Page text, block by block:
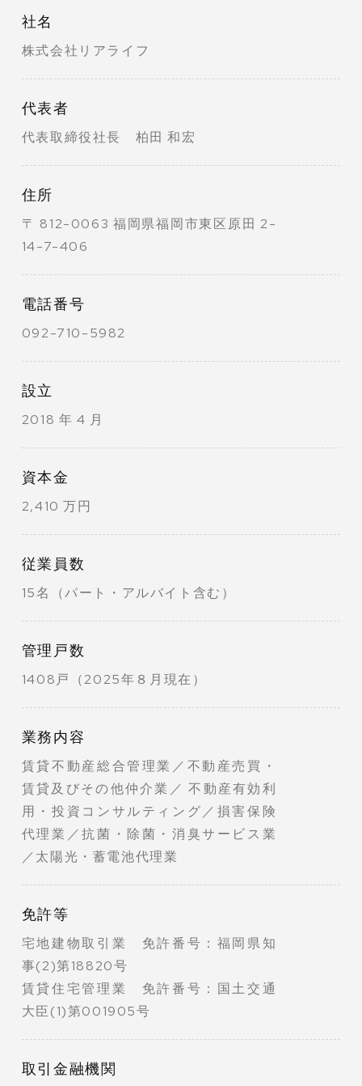
社名
株式会社リアライフ
代表者
代表取締役社長 柏田 和宏
住所
〒 812-0063 福岡県福岡市東区原田 2-
14-7-406
電話番号
092-710-5982
設立
2018 年 4 月
資本金
2,410 万円
従業員数
15名（パート・アルバイト含む）
管理戸数
1408戸（2025年８月現在）
業務内容
賃貸不動産総合管理業／不動産売買・
賃貸及びその他仲介業／ 不動産有効利
用・投資コンサルティング／損害保険
代理業／抗菌・除菌・消臭サービス業
／太陽光・蓄電池代理業
免許等
宅地建物取引業 免許番号：福岡県知
事(2)第18820号
賃貸住宅管理業 免許番号：国土交通
大臣(1)第001905号
取引金融機関